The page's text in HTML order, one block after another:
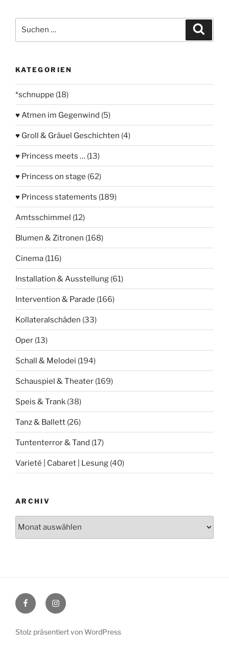
nach:
KATEGORIEN
*schnuppe (18)
♥ Atmen im Gegenwind (5)
♥ Groll & Gräuel Geschichten (4)
♥ Princess meets … (13)
♥ Princess on stage (62)
♥ Princess statements (189)
Amtsschimmel (12)
Blumen & Zitronen (168)
Cinema (116)
Installation & Ausstellung (61)
Intervention & Parade (166)
Kollateralschäden (33)
Oper (13)
Schall & Melodei (194)
Schauspiel & Theater (169)
Speis & Trank (38)
Tanz & Ballett (26)
Tuntenterror & Tand (17)
Varieté | Cabaret | Lesung (40)
ARCHIV
FacebookInstagram
Stolz präsentiert von WordPress